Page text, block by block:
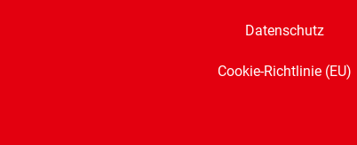
Datenschutz
Cookie-Richtlinie (EU)